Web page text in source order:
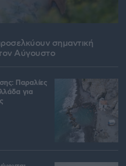
σημαντική
τον Αύγουστο
Παραλίες
για